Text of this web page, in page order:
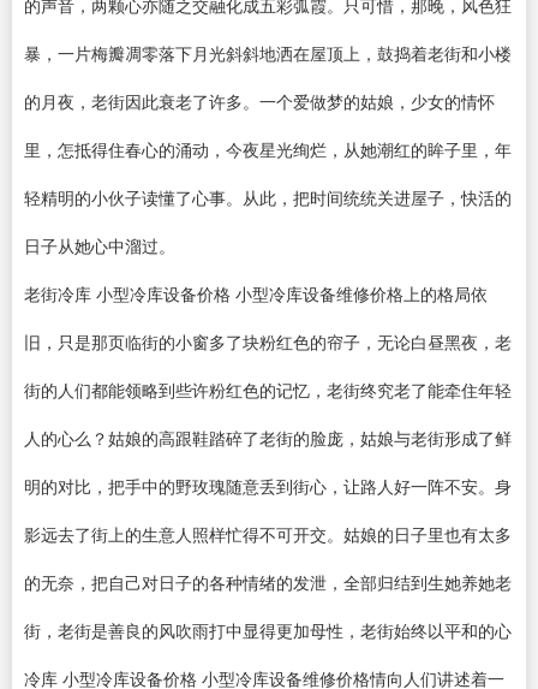
的声音，两颗心亦随之交融化成五彩弧霞。只可惜，那晚，风色狂
暴，一片梅瓣凋零落下月光斜斜地洒在屋顶上，鼓捣着老街和小楼
的月夜，老街因此衰老了许多。一个爱做梦的姑娘，少女的情怀
里，怎抵得住春心的涌动，今夜星光绚烂，从她潮红的眸子里，年
轻精明的小伙子读懂了心事。从此，把时间统统关进屋子，快活的
日子从她心中溜过。
老街冷库 小型冷库设备价格 小型冷库设备维修价格上的格局依
旧，只是那页临街的小窗多了块粉红色的帘子，无论白昼黑夜，老
街的人们都能领略到些许粉红色的记忆，老街终究老了能牵住年轻
人的心么？姑娘的高跟鞋踏碎了老街的脸庞，姑娘与老街形成了鲜
明的对比，把手中的野玫瑰随意丢到街心，让路人好一阵不安。身
影远去了街上的生意人照样忙得不可开交。姑娘的日子里也有太多
的无奈，把自己对日子的各种情绪的发泄，全部归结到生她养她老
街，老街是善良的风吹雨打中显得更加母性，老街始终以平和的心
冷库 小型冷库设备价格 小型冷库设备维修价格情向人们讲述着一